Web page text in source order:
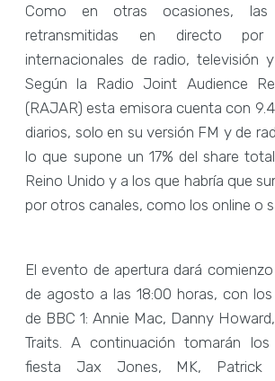
Como en otras ocasiones, las
retransmitidas en directo
internacionales de radio, televisión
Según la Radio Joint Audience
(RAJAR) esta emisora cuenta con
diarios, solo en su versión FM y de
lo que supone un 17% del share
Reino Unido y a los que habría que
por otros canales, como los online o
El evento de apertura dará
de agosto a las 18:00 horas, con
de BBC 1: Annie Mac, Danny
Traits. A continuación tomarán
fiesta Jax Jones, MK, Patrick